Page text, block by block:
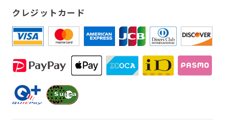
クレジットカード